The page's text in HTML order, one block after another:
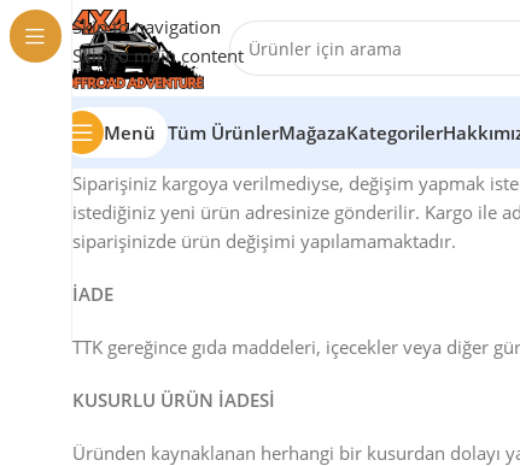
Skip to navigation
Skip to main content
Menü Tüm ÜrünlerMağazaKategoriler
Siparişiniz kargoya verilmediyse, değişim yapmak
istediğiniz yeni ürün adresinize gönderilir. Kargo ile
siparişinizde ürün değişimi yapılamamaktadır.
İADE
TTK gereğince gıda maddeleri, içecekler veya diğer
KUSURLU ÜRÜN İADESİ
Üründen kaynaklanan herhangi bir kusurdan dolayı